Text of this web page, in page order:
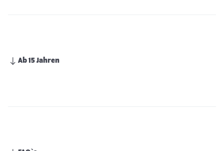
Ab 15 Jahren